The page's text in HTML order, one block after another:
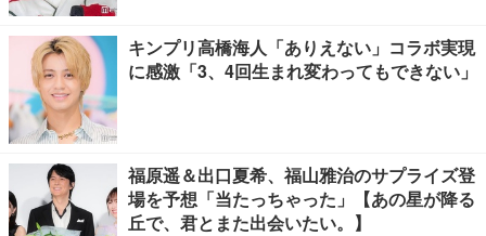
キンプリ高橋海人「ありえない」コラボ実現
に感激「3、4回生まれ変わってもできない」
福原遥＆出口夏希、福山雅治のサプライズ登
場を予想「当たっちゃった」【あの星が降る
丘で、君とまた出会いたい。】